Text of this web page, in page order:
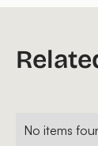
No items